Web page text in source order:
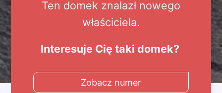
Ten domek znalazł nowego
właściciela.
Interesuje Cię taki domek?
Zobacz numer